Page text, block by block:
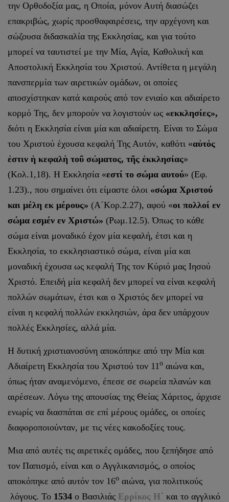
την Ορθοδοξία μας, η Οποία, μόνον Αυτή διασώζει
επακριβώς, χωρίς προσθαφαιρέσεις, την αρχέγονη και
σώζουσα διδασκαλία της Εκκλησίας, και για τούτο
μπορεί να ταυτιστεί με την Μία, Αγία, Καθολική και
Αποστολική Εκκλησία του Χριστού. Αντίθετα η μεγάλη
πανσπερμία των αιρετικών ομάδων, οι οποίες
αποσχίστηκαν κατά καιρούς από τον ενιαίο και αδιαίρετο
κορμό Της, δεν μπορούν να λογιστούν ως «εκκλησίες»,
διότι η Εκκλησία είναι μία και αδιαίρετη. Είναι το Σώμα
του Χριστού έχουσα κεφαλή Της Αυτόν, καθότι «αὐτός
ἐστιν ἡ κεφαλὴ τοῦ σώματος, τῆς ἐκκλησίας»
(Κολ.1,18). Η Εκκλησία «εστί το σώμα αυτού» (Εφ.
1.23)., που σημαίνει ότι είμαστε όλοι «σώμα Χριστού
και μέλη εκ μέρους» (Α΄Κορ.2.27), αφού «οι πολλοί εν
σώμα εσμέν εν Χριστώ» (Ρωμ.12.5). Όπως το κάθε
σώμα είναι μοναδικό έχον μία κεφαλή, έτσι και η
Εκκλησία, το εκκλησιαστικό σώμα, είναι μία και
μοναδική έχουσα ως κεφαλή Της τον Κύριό μας Ιησού
Χριστό. Επειδή μία κεφαλή δεν μπορεί να είναι κεφαλή
πολλών σωμάτων, έτσι και ο Χριστός δεν μπορεί να
είναι η κεφαλή πολλών εκκλησιών, άρα δεν υπάρχουν
πολλές Εκκλησίες, αλλά μία.
Η δυτική χριστιανοσύνη αποκόπηκε από την Μία και
Αδιαίρετη Εκκλησία του Χριστού τον 11ο αιώνα και,
όπως ήταν αναμενόμενο, έπεσε σε σωρεία πλανών και
αιρέσεων. Λόγω της απουσίας της Θείας Χάριτος, άρχισε
ενωρίς να διασπάται σε επί μέρους ομάδες, οι οποίες
διαφοροποιούνταν, με τις νέες κακοδοξίες τους.
Μια από αυτές τις αιρετικές ομάδες, που ξεπήδησε από
τον Παπισμό, είναι και ο Αγγλικανισμός, ο οποίος
αποκόπηκε από αυτόν τον 16ο αιώνα, για πολιτικούς
λόγους. Το 1534 ο Βασιλιάς Ερρίκος Η΄ και το αγγλικό